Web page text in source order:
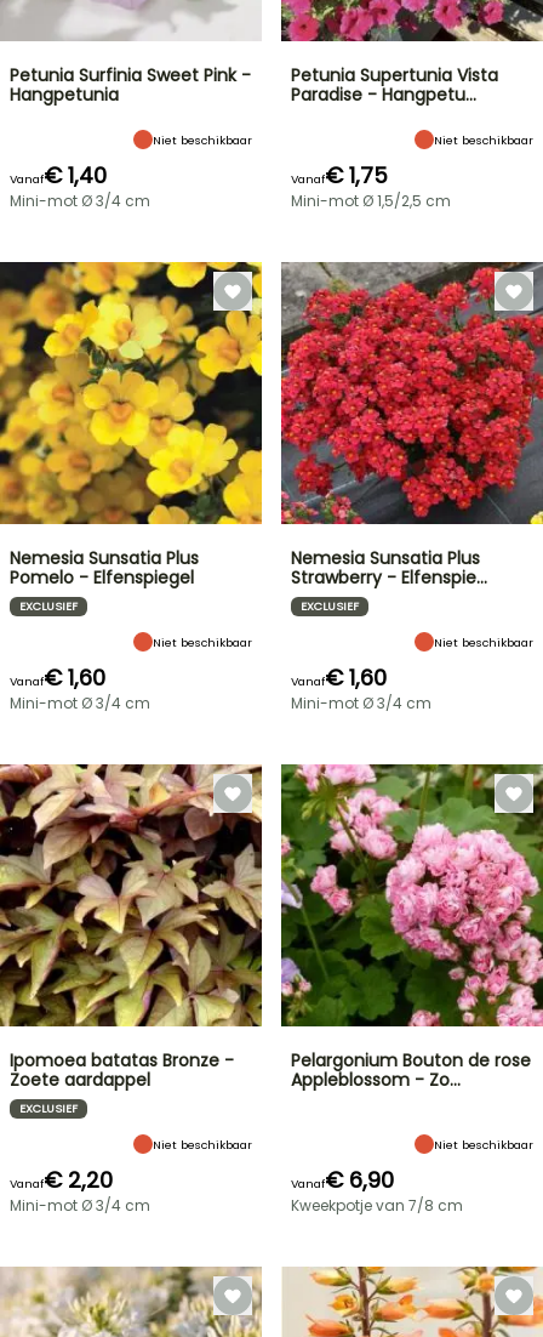
Petunia Surfinia Sweet Pink -
Hangpetunia
Niet beschikbaar
Vanaf€ 1,40
Mini-mot Ø 3/4 cm
Petunia Supertunia Vista
Paradise - Hangpetu…
Niet beschikbaar
Vanaf€ 1,75
Mini-mot Ø 1,5/2,5 cm
Nemesia Sunsatia Plus
Pomelo - Elfenspiegel
EXCLUSIEF
Niet beschikbaar
Vanaf€ 1,60
Mini-mot Ø 3/4 cm
Nemesia Sunsatia Plus
Strawberry - Elfenspie…
EXCLUSIEF
Niet beschikbaar
Vanaf€ 1,60
Mini-mot Ø 3/4 cm
Ipomoea batatas Bronze -
Zoete aardappel
EXCLUSIEF
Niet beschikbaar
Vanaf€ 2,20
Mini-mot Ø 3/4 cm
Pelargonium Bouton de rose
Appleblossom - Zo…
Niet beschikbaar
Vanaf€ 6,90
Kweekpotje van 7/8 cm